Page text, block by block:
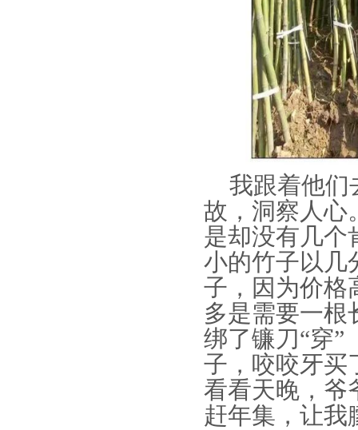
我跟着他们
故，洞察人心
是却没有几个
小的竹子以几
子，因为价格
多是需要一根
绑了镰刀“穿”
子，咬咬牙买
看看天晚，爷
赶年集，让我